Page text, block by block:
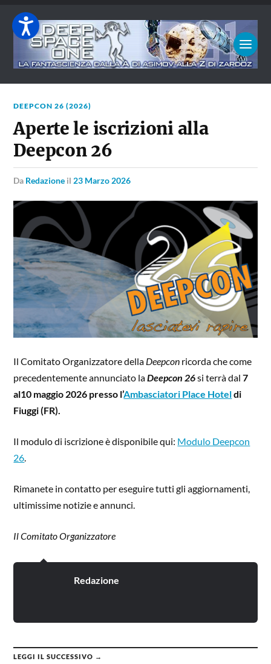
DEEPCON 26 (2026)
Aperte le iscrizioni alla
Deepcon 26
da Redazione il 23 Marzo 2026
Il Comitato Organizzatore della Deepcon ricorda che come
precedentemente annunciato laDeepcon 26si terrà dal7
al10 maggio 2026 presso l’Ambasciatori Place Hoteldi
Fiuggi (FR).
Il modulo di iscrizione è disponibile qui: Modulo Deepcon
26.
Rimanete in contatto per eseguire tutti gli aggiornamenti,
ultimissime notizie e annunci.
Il Comitato Organizzatore
Redazione
LEGGI IL SUCCESSIVO →